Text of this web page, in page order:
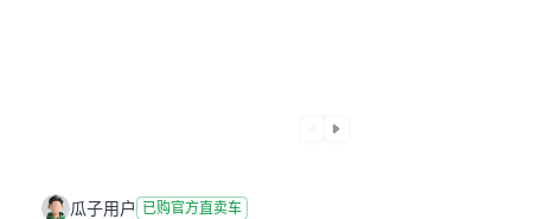
瓜子用户 已购官方直卖车